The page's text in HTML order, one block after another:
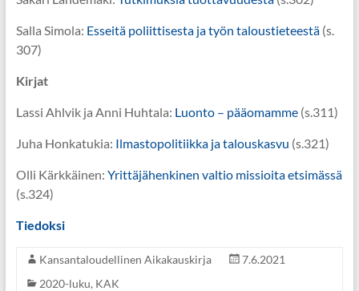
Salla Simola: Esseitä poliittisesta ja työn taloustieteestä(s.
307)
Kirjat
Lassi Ahlvik ja Anni Huhtala: Luonto – pääomamme(s.311)
Juha Honkatukia: Ilmastopolitiikka ja talouskasvu (s.321)
Olli Kärkkäinen: Yrittäjähenkinen valtio missioita etsimässä
(s.324)
Tiedoksi
Kansantaloudellinen Aikakauskirja
7.6.2021
2020-luku, KAK